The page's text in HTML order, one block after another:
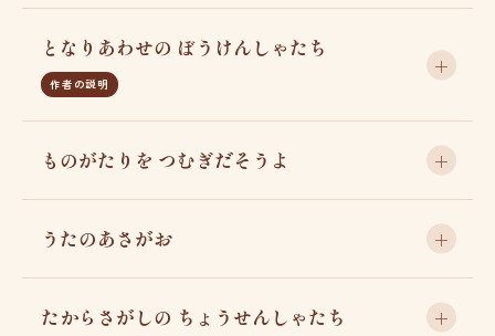
となりあわせの ぼうけんしゃたち
作者の説明
ものがたりを つむぎだそうよ
うたのあさがお
たからさがしの ちょうせんしゃたち